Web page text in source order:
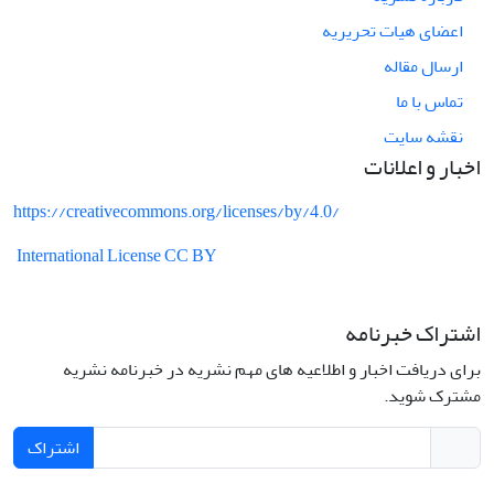
اعضای هیات تحریریه
ارسال مقاله
تماس با ما
نقشه سایت
اخبار و اعلانات
https://creativecommons.org/licenses/by/4.0/
International License CC BY
اشتراک خبرنامه
برای دریافت اخبار و اطلاعیه های مهم نشریه در خبرنامه نشریه
مشترک شوید.
اشتراک